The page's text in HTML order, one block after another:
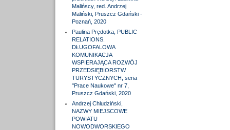
Malińscy, red. Andrzej
Maliński, Pruszcz Gdański -
Poznań, 2020
Paulina Prędotka, PUBLIC
RELATIONS.
DŁUGOFALOWA
KOMUNIKACJA
WSPIERAJĄCA ROZWÓJ
PRZEDSIĘBIORSTW
TURYSTYCZNYCH, seria
"Prace Naukowe" nr 7,
Pruszcz Gdański, 2020
Andrzej Chludziński,
NAZWY MIEJSCOWE
POWIATU
NOWODWORSKIEGO